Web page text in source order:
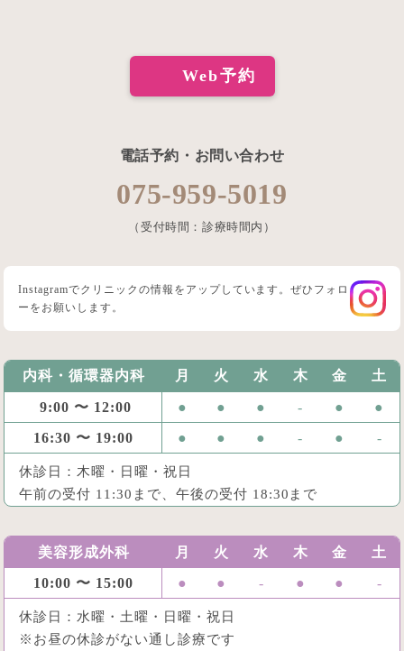
Web予約
電話予約・お問い合わせ
075-959-5019
（受付時間：診療時間内）
Instagramでクリニックの情報をアップしています。ぜひフォロ
ーをお願いします。
内科・循環器内科 月 火 水 木 金 土
9:00 〜 12:00 ● ● ● - ● ●
16:30 〜 19:00 ● ● ● - ● -
休診日：木曜・日曜・祝日
午前の受付 11:30まで、午後の受付 18:30まで
美容形成外科 月 火 水 木 金 土
10:00 〜 15:00 ● ● - ● ● -
休診日：水曜・土曜・日曜・祝日
※お昼の休診がない通し診療です